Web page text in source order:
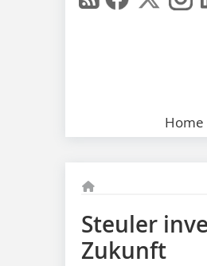
Home
Steuler
Zukunft